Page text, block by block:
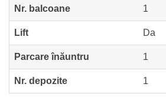
Nr. balcoane 1
Lift Da
Parcare înăuntru 1
Nr. depozite 1